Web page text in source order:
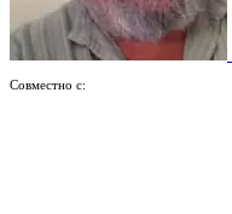
Совместно с: